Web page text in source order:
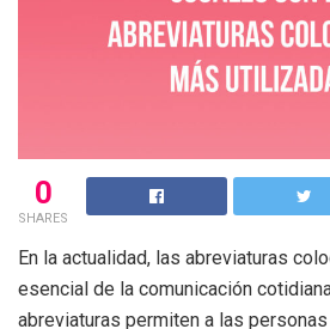
0
SHARES
En la actualidad, las abreviaturas
esencial de la comunicación
abreviaturas permiten a las